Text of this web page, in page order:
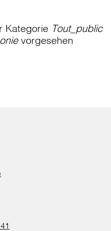
Kategorie Tout_public
vorgesehen